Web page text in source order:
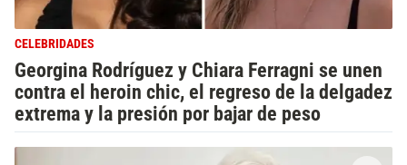
CELEBRIDADES
Georgina Rodríguez y Chiara Ferragni se unen
contra el heroin chic, el regreso de la delgadez
extrema y la presión por bajar de peso